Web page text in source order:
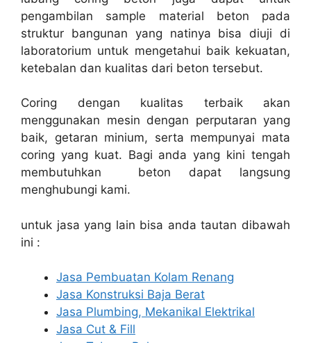
pengambilan sample material beton pada
struktur bangunan yang natinya bisa diuji di
laboratorium untuk mengetahui baik kekuatan,
ketebalan dan kualitas dari beton tersebut.
Coring dengan kualitas terbaik akan
menggunakan mesin dengan perputaran yang
baik, getaran minium, serta mempunyai mata
coring yang kuat. Bagi anda yang kini tengah
membutuhkan beton dapat langsung
menghubungi kami.
untuk jasa yang lain bisa anda tautan dibawah
ini :
Jasa Pembuatan Kolam Renang
Jasa Konstruksi Baja Berat
Jasa Plumbing, Mekanikal Elektrikal
Jasa Cut & Fill